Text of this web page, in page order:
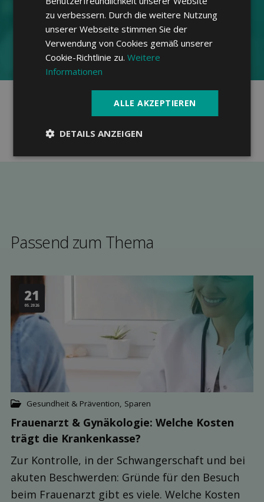
ver­gleichen
Online Offerte anfordern
Von Experten kuratiert
100% kostenfrei
Passend zum Thema
21
05.2026
Gesundheit & Prävention, Sparen
Frauenarzt & Gynäkologie: Welche Kosten
trägt die Kranken­kasse?
Zur Kontrolle, in der Schwangerschaft und bei
akuten Beschwerden: Gründe für den Besuch
beim Frauenarzt gibt es viele. Welche Kosten
zu verbessern. Durch die weitere Nutzung
unserer Webseite stimmen Sie der
Verwendung von Cookies gemäß unserer
Cookie-Richtlinie zu.Weitere
Informationen
ALLE AKZEPTIEREN
DETAILS ANZEIGEN